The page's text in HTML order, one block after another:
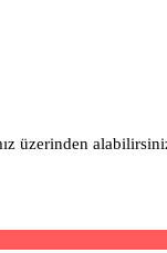
üzerinden